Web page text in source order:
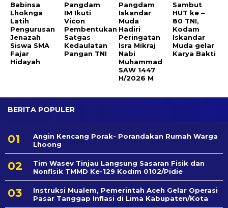
Babinsa
Lhoknga
Latih
Pengurusan
Jenazah
Siswa SMA
Fajar
Hidayah
Pangdam
IM Ikuti
Vicon
Pembentukan
Satgas
Kedaulatan
Pangan TNI
Pangdam
Iskandar
Muda
Hadiri
Peringatan
Isra Mikraj
Nabi
Muhammad
SAW 1447
H/2026 M
Sambut
HUT ke –
80 TNI,
Kodam
Iskandar
Muda gelar
Karya Bakti
BERITA POPULER
Angin Kencang Porak- Porandakan Rumah Warga
Lhoong
Tim Wasev Tinjau Langsung Sasaran Fisik dan
Nonfisik TMMD Ke-129 Kodim 0102/Pidie
Instruksi Mualem, Pemerintah Aceh Gelar Operasi
Pasar Tanggap Inflasi di Lima Kabupaten/Kota